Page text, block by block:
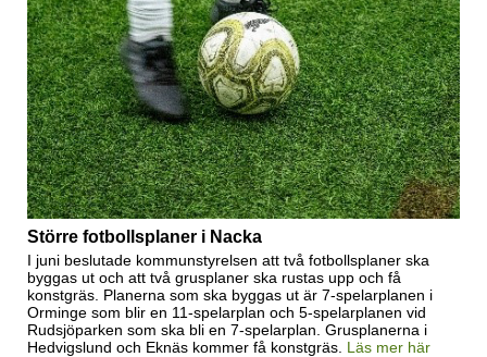
Större fotbollsplaner i Nacka
I juni beslutade kommunstyrelsen att två fotbollsplaner ska
byggas ut och att två grusplaner ska rustas upp och få
konstgräs. Planerna som ska byggas ut är 7-spelarplanen i
Orminge som blir en 11-spelarplan och 5-spelarplanen vid
Rudsjöparken som ska bli en 7-spelarplan. Grusplanerna i
Hedvigslund och Eknäs kommer få konstgräs. Läs mer här